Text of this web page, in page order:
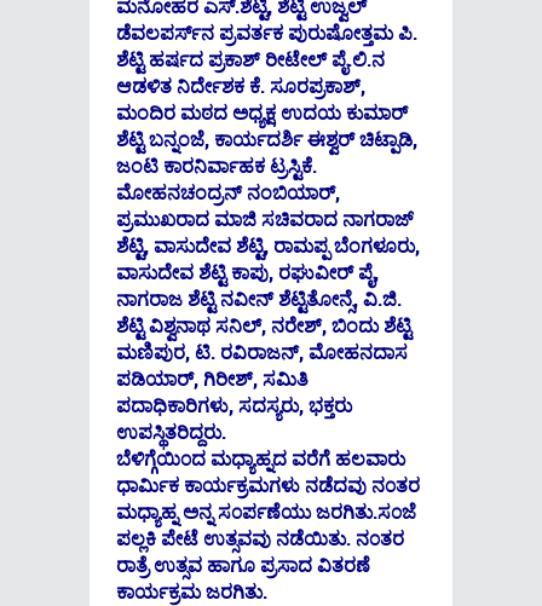
ಮನೋಹರ ಎಸ್.ಶೆಟ್ಟಿ, ಶೆಟ್ಟಿ ಉಜ್ವಲ್
ಡೆವಲಪರ್ಸ್‌ನ ಪ್ರವರ್ತಕ ಪುರುಷೋತ್ತಮ ಪಿ.
ಶೆಟ್ಟಿ ಹರ್ಷದ ಪ್ರಕಾಶ್ ರೀಟೇಲ್ ಪೈ.ಲಿ.ನ
ಆಡಳಿತ ನಿರ್ದೇಶಕ ಕೆ. ಸೂರಪ್ರಕಾಶ್,
ಮಂದಿರ ಮಠದ ಅಧ್ಯಕ್ಷ ಉದಯ ಕುಮಾರ್
ಶೆಟ್ಟಿ ಬನ್ನಂಜೆ, ಕಾರ್ಯದರ್ಶಿ ಈಶ್ವರ್ ಚಿಟ್ಪಾಡಿ,
ಜಂಟಿ ಕಾರನಿರ್ವಾಹಕ ಟ್ರಸ್ಟಿಕೆ.
ಮೋಹನಚಂದ್ರನ್ ನಂಬಿಯಾರ್,
ಪ್ರಮುಖರಾದ ಮಾಜಿ ಸಚಿವರಾದ ನಾಗರಾಜ್
ಶೆಟ್ಟಿ, ವಾಸುದೇವ ಶೆಟ್ಟಿ, ರಾಮಪ್ಪ ಬೆಂಗಳೂರು,
ವಾಸುದೇವ ಶೆಟ್ಟಿ ಕಾಪು, ರಘುವೀರ್ ಪೈ,
ನಾಗರಾಜ ಶೆಟ್ಟಿ ನವೀನ್ ಶೆಟ್ಟಿತೋನ್ಸೆ, ವಿ.ಜಿ.
ಶೆಟ್ಟಿ ವಿಶ್ವನಾಥ ಸನಿಲ್, ನರೇಶ್, ಬಿಂದು ಶೆಟ್ಟಿ
ಮಣಿಪುರ, ಟಿ. ರವಿರಾಜನ್, ಮೋಹನದಾಸ
ಪಡಿಯಾರ್, ಗಿರೀಶ್, ಸಮಿತಿ
ಪದಾಧಿಕಾರಿಗಳು, ಸದಸ್ಯರು, ಭಕ್ತರು
ಉಪಸ್ಥಿತರಿದ್ದರು.
ಬೆಳಿಗ್ಗೆಯಿ೦ದ ಮಧ್ಯಾಹ್ನದ ವರೆಗೆ ಹಲವಾರು
ಧಾರ್ಮಿಕ ಕಾರ್ಯಕ್ರಮಗಳು ನಡೆದವು ನ೦ತರ
ಮಧ್ಯಾಹ್ನ ಅನ್ನ ಸ೦ರ್ಪಣೆಯು ಜರಗಿತು.ಸ೦ಜೆ
ಪಲ್ಲಕಿ ಪೇಟೆ ಉತ್ಸವವು ನಡೆಯಿತು. ನ೦ತರ
ರಾತ್ರೆ ಉತ್ಸವ ಹಾಗೂ ಪ್ರಸಾದ ವಿತರಣೆ
ಕಾರ್ಯಕ್ರಮ ಜರಗಿತು.